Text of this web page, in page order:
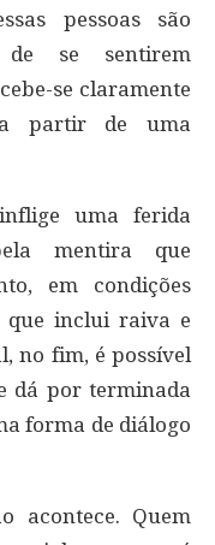
pessoas são
de se sentirem
se claramente
partir de uma
uma ferida
mentira que
em condições
que inclui raiva e
no fim, é possível
dá por terminada
forma de diálogo
acontece. Quem